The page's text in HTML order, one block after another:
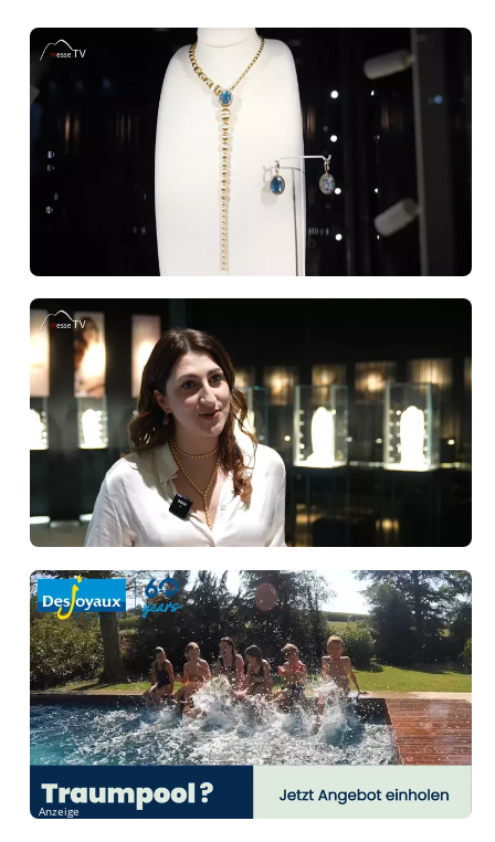
Anzeige